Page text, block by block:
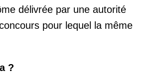
délivrée par une autorité
pour lequel la même
?